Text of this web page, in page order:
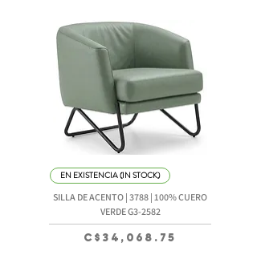
EN EXISTENCIA (IN STOCK)
SILLA DE ACENTO | 3788 | 100% CUERO
VERDE G3-2582
Precio
C$34,068.75